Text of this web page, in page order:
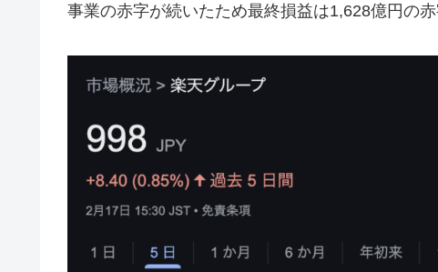
事業の赤字が続いたため最終損益は1,628億円の赤